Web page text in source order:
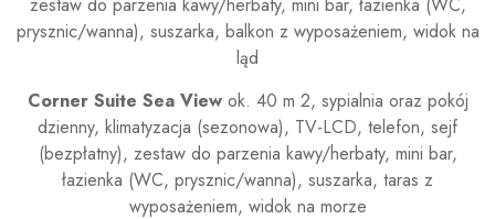
zestaw do parzenia kawy/herbaty, mini bar, łazienka (WC,
prysznic/wanna), suszarka, balkon z wyposażeniem, widok na
ląd
Corner Suite Sea View ok. 40 m 2, sypialnia oraz pokój
dzienny, klimatyzacja (sezonowa), TV-LCD, telefon, sejf
(bezpłatny), zestaw do parzenia kawy/herbaty, mini bar,
łazienka (WC, prysznic/wanna), suszarka, taras z
wyposażeniem, widok na morze